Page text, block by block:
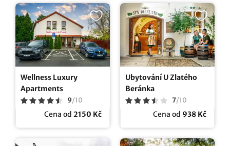
Wellness Luxury
Apartments
9/10
Cena od 2150 Kč
Ubytování U Zlatého
Beránka
7/10
Cena od 938 Kč